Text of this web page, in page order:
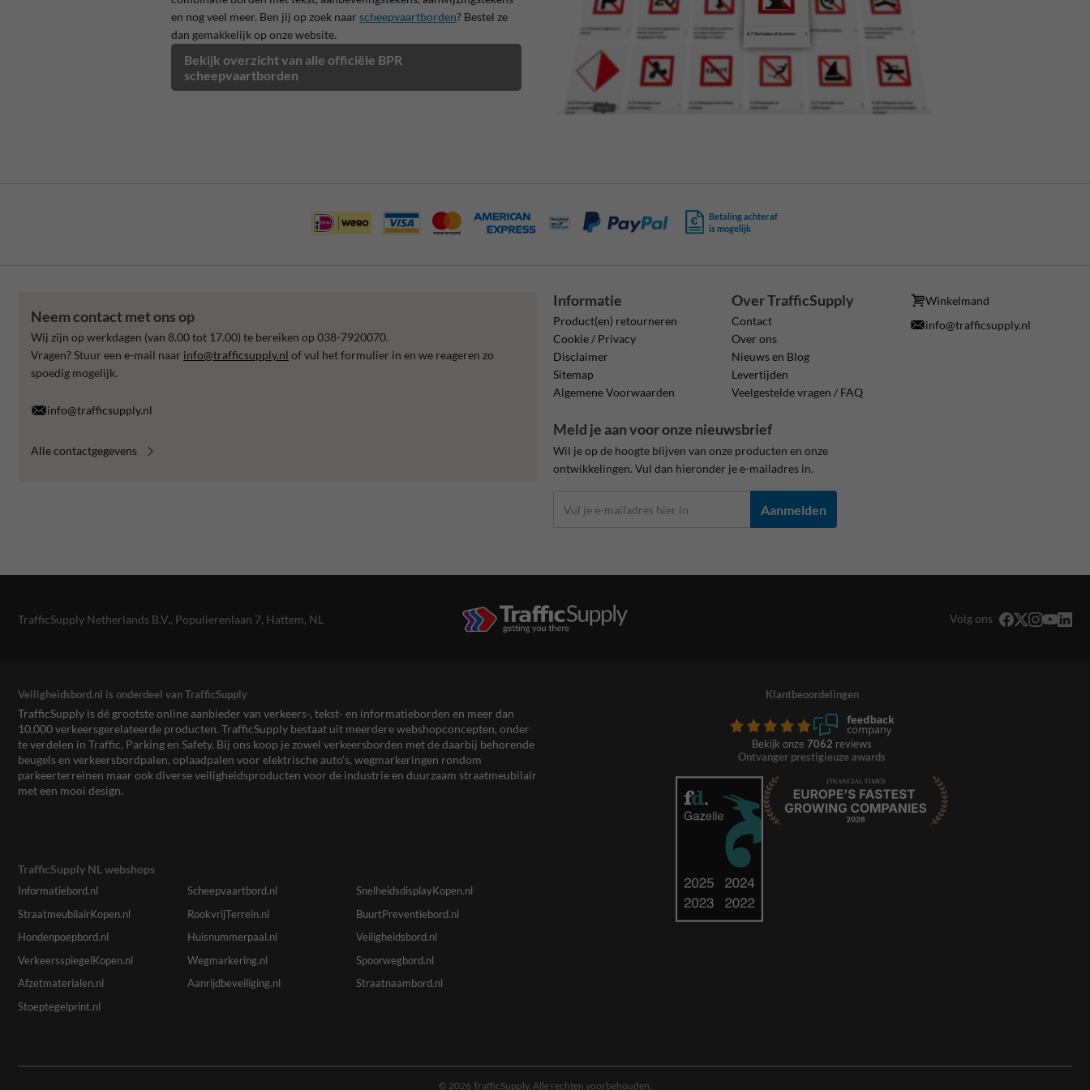
en nog veel meer. Ben jij op zoek naarscheepvaartborden? Bestel ze
dan gemakkelijk op onze website.
Bekijk overzicht van alle officiële BPR
scheepvaartborden
Betaling achteraf
is mogelijk
Neem contact met ons op
Wij zijn op werkdagen (van 8.00 tot 17.00) te bereiken op 038-7920070.
Vragen? Stuur een e-mail naar info@trafficsupply.nl of vul het formulier in en we reageren zo
spoedig mogelijk.
info@trafficsupply.nl
Alle contactgegevens
Informatie
Product(en) retourneren
Cookie / Privacy
Disclaimer
Sitemap
Algemene Voorwaarden
Over TrafficSupply
Contact
Over ons
Nieuws en Blog
Levertijden
Veelgestelde vragen / FAQ
Winkelmand
info@trafficsupply.nl
Meld je aan voor onze nieuwsbrief
Wil je op de hoogte blijven van onze producten en onze
ontwikkelingen. Vul dan hieronder je e-mailadres in.
Aanmelden
TrafficSupply Netherlands B.V., Populierenlaan 7, Hattem, NL Volg ons
Veiligheidsbord.nl is onderdeel van TrafficSupply
TrafficSupply is dé grootste online aanbieder van verkeers-, tekst- en informatieborden en meer dan
10.000 verkeersgerelateerde producten. TrafficSupply bestaat uit meerdere webshopconcepten, onder
te verdelen in Traffic, Parking en Safety. Bij ons koop je zowel verkeersborden met de daarbij behorende
beugels en verkeersbordpalen, oplaadpalen voor elektrische auto’s, wegmarkeringen rondom
parkeerterreinen maar ook diverse veiligheidsproducten voor de industrie en duurzaam straatmeubilair
met een mooi design.
Klantbeoordelingen
Bekijk onze 7062 reviews
Ontvanger prestigieuze awards
TrafficSupply NL webshops
Informatiebord.nl Scheepvaartbord.nl
SnelheidsdisplayKopen.nl
StraatmeubilairKopen.nl
RookvrijTerrein.nl
BuurtPreventiebord.nl
Hondenpoepbord.nl
Huisnummerpaal.nl
Veiligheidsbord.nl
VerkeersspiegelKopen.nl
Wegmarkering.nl
Spoorwegbord.nl
Afzetmaterialen.nl
Aanrijdbeveiliging.nl
Straatnaambord.nl
Stoeptegelprint.nl
© 2026 TrafficSupply. Alle rechten voorbehouden.